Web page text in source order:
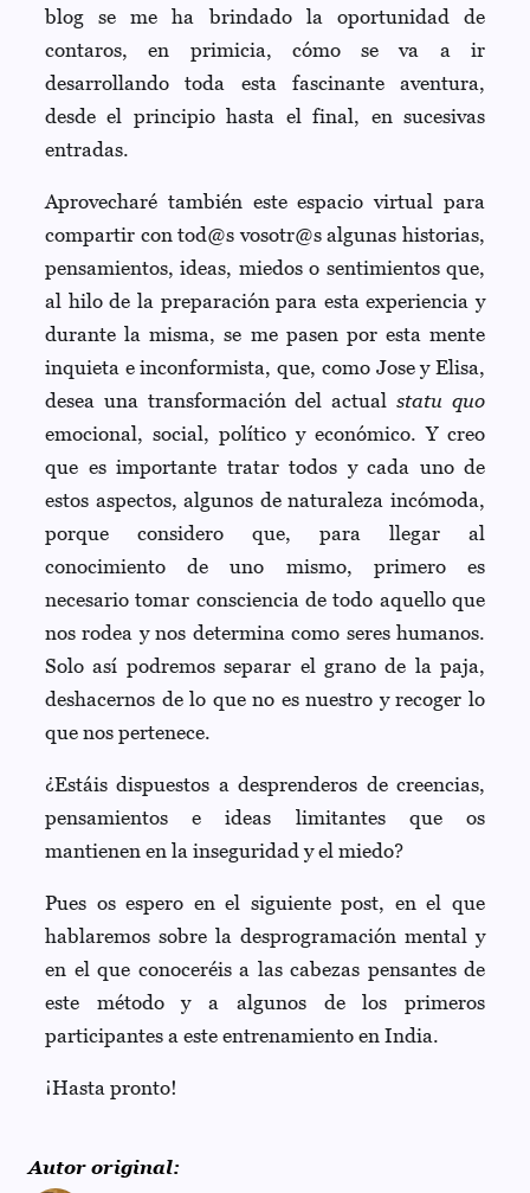
blog se me ha brindado la oportunidad de
contaros, en primicia, cómo se va a ir
desarrollando toda esta fascinante aventura,
desde el principio hasta el final, en sucesivas
entradas.
Aprovecharé también este espacio virtual para
compartir con tod@s vosotr@s algunas historias,
pensamientos, ideas, miedos o sentimientos que,
al hilo de la preparación para esta experiencia y
durante la misma, se me pasen por esta mente
inquieta e inconformista, que, como Jose y Elisa,
desea una transformación del actualstatu quo
emocional, social, político y económico. Y creo
que es importante tratar todos y cada uno de
estos aspectos, algunos de naturaleza incómoda,
porque considero que, para llegar al
conocimiento de uno mismo, primero es
necesario tomar consciencia de todo aquello que
nos rodea y nos determina como seres humanos.
Solo así podremos separar el grano de la paja,
deshacernos de lo que no es nuestro y recoger lo
que nos pertenece.
¿Estáis dispuestos a desprenderos de creencias,
pensamientos e ideas limitantes que os
mantienen en la inseguridad y el miedo?
Pues os espero en el siguiente post, en el que
hablaremos sobre la desprogramación mental y
en el que conoceréis a las cabezas pensantes de
este método y a algunos de los primeros
participantes a este entrenamiento en India.
¡Hasta pronto!
Autor original: